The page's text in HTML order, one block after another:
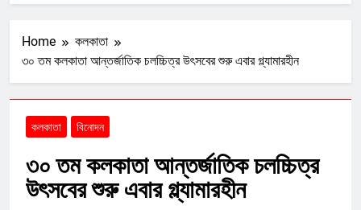
Home
কলকাতা
৩০ তম কলকাতা আন্তর্জাতিক চলচ্চিত্র উৎসবের শুরু এবার গ্ল্যামারহীন
কলকাতা বিনোদন
৩০ তম কলকাতা আন্তর্জাতিক চলচ্চিত্র
উৎসবের শুরু এবার গ্ল্যামারহীন